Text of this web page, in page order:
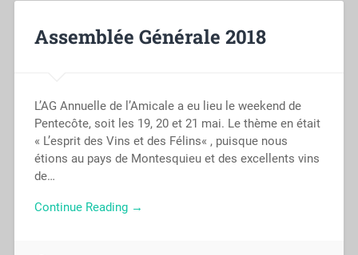
Assemblée Générale 2018
L’AG Annuelle de l’Amicale a eu lieu le weekend de
Pentecôte, soit les 19, 20 et 21 mai. Le thème en était
« L’esprit des Vins et des Félins« , puisque nous
étions au pays de Montesquieu et des excellents vins
de…
Continue Reading →